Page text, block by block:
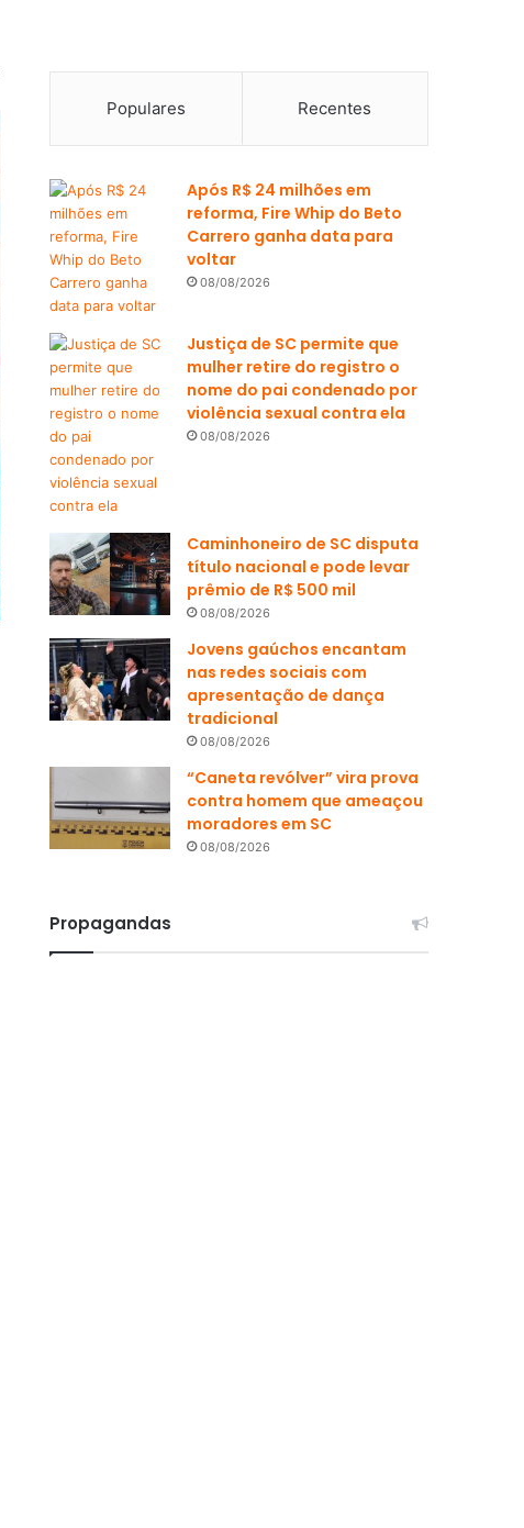
Populares Recentes
Após R$ 24 milhões em
reforma, Fire Whip do Beto
Carrero ganha data para
voltar
08/08/2026
Justiça de SC permite que
mulher retire do registro o
nome do pai condenado por
violência sexual contra ela
08/08/2026
Caminhoneiro de SC disputa
título nacional e pode levar
prêmio de R$ 500 mil
08/08/2026
Jovens gaúchos encantam
nas redes sociais com
apresentação de dança
tradicional
08/08/2026
“Caneta revólver” vira prova
contra homem que ameaçou
moradores em SC
08/08/2026
Propagandas